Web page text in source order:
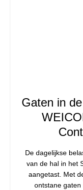
Gaten in
De dagelijkse
van de hal in het
aangetast. Met
ontstane